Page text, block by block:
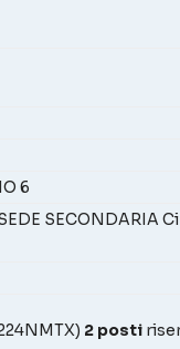
6
2 posti